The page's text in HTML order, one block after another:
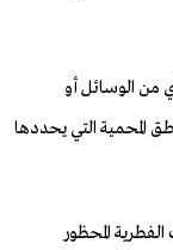
من الوسائل أو
المحمية التي يحددها
المحظور